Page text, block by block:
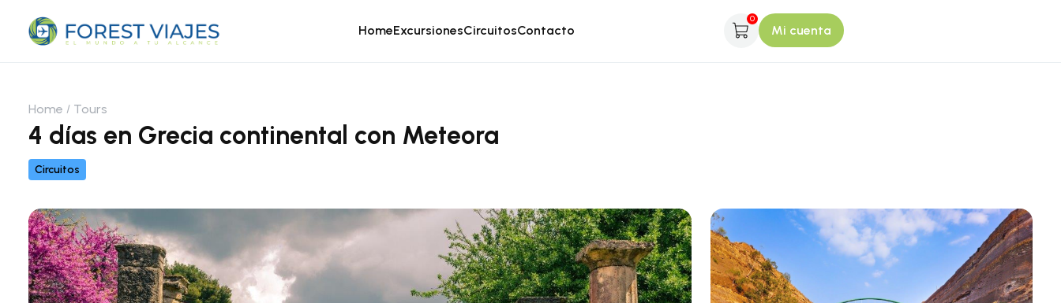
HomeExcursionesCircuitosContacto
0
Mi cuenta
Home Tours
4 días en Grecia continental con Meteora
Circuitos